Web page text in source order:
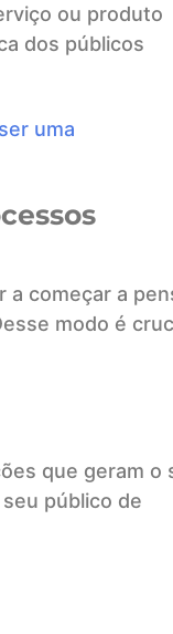
ou produto
dos públicos
uma
a começar a
modo é
que geram o
público de